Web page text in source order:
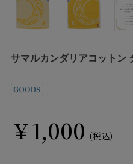
サマルカンダリアコットン
￥1,000 (税込)